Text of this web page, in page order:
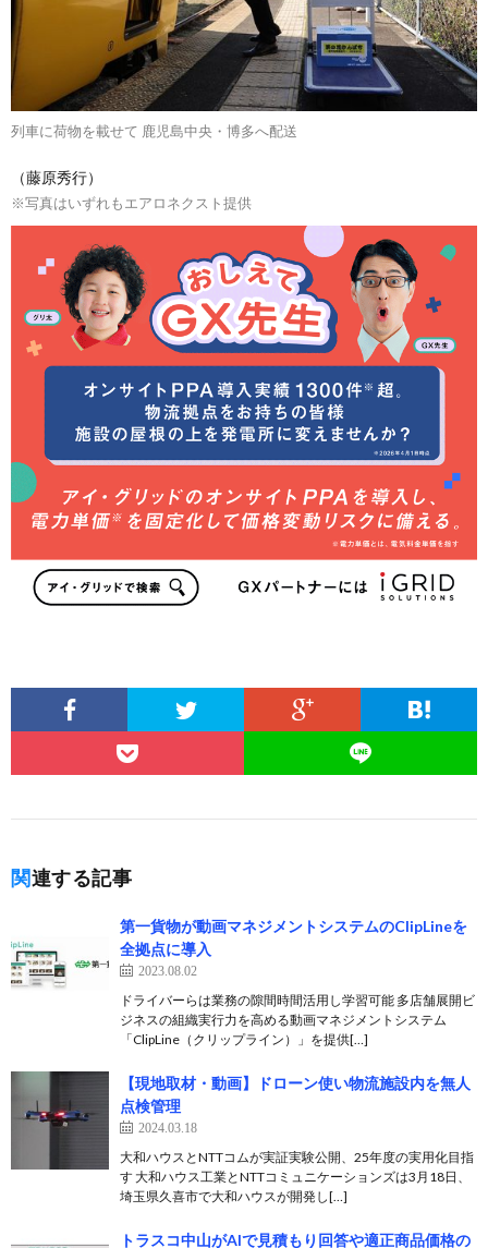
列車に荷物を載せて 鹿児島中央・博多へ配送
（藤原秀行）
※写真はいずれもエアロネクスト提供
関連する記事
第一貨物が動画マネジメントシステムのClipLineを
全拠点に導入
2023.08.02
ドライバーらは業務の隙間時間活用し学習可能 多店舗展開ビ
ジネスの組織実行力を高める動画マネジメントシステム
「ClipLine（クリップライン）」を提供[…]
【現地取材・動画】ドローン使い物流施設内を無人
点検管理
2024.03.18
大和ハウスとNTTコムが実証実験公開、25年度の実用化目指
す 大和ハウス工業とNTTコミュニケーションズは3月18日、
埼玉県久喜市で大和ハウスが開発し[…]
トラスコ中山がAIで見積もり回答や適正商品価格の